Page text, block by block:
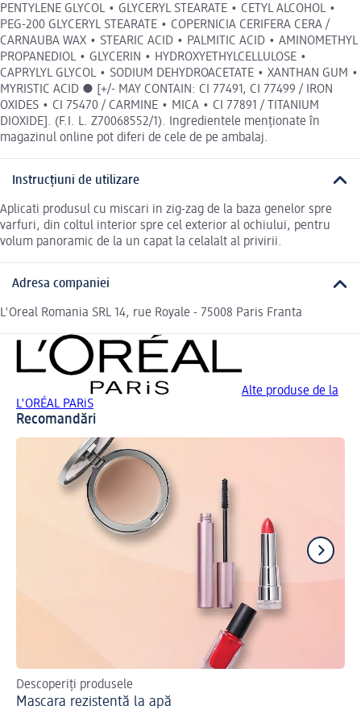
PENTYLENE GLYCOL • GLYCERYL STEARATE • CETYL ALCOHOL •
PEG-200 GLYCERYL STEARATE • COPERNICIA CERIFERA CERA /
CARNAUBA WAX • STEARIC ACID • PALMITIC ACID • AMINOMETHYL
PROPANEDIOL • GLYCERIN • HYDROXYETHYLCELLULOSE •
CAPRYLYL GLYCOL • SODIUM DEHYDROACETATE • XANTHAN GUM •
MYRISTIC ACID ● [+/- MAY CONTAIN: CI 77491, CI 77499 / IRON
OXIDES • CI 75470 / CARMINE • MICA • CI 77891 / TITANIUM
DIOXIDE]. (F.I. L. Z70068552/1). Ingredientele menționate în
magazinul online pot diferi de cele de pe ambalaj.
Instrucțiuni de utilizare
Aplicati produsul cu miscari in zig-zag de la baza genelor spre
varfuri, din coltul interior spre cel exterior al ochiului, pentru
volum panoramic de la un capat la celalalt al privirii.
Adresa companiei
L'Oreal Romania SRL 14, rue Royale - 75008 Paris Franta
Alte produse de la
L'ORÉAL PARiS
Recomandări
Descoperiți produsele
Mascara rezistentă la apă